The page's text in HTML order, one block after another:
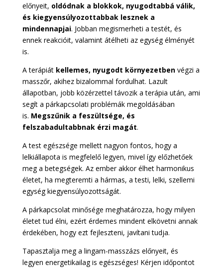
előnyeit, oldódnak a blokkok, nyugodtabbá válik,
és kiegyensúlyozottabbak lesznek a
mindennapjai. Jobban megismerheti a testét, és
ennek reakcióit, valamint átélheti az egység élményét
is.
A terápiát kellemes, nyugodt környezetbenvégzi a
masszőr, akihez bizalommal fordulhat. Lazult
állapotban, jobb közérzettel távozik a terápia után, ami
segít a párkapcsolati problémák megoldásában
is. Megszűnik a feszültsége, és
felszabadultabbnak érzi magát.
A test egészsége mellett nagyon fontos, hogy a
lelkiállapota is megfelelő legyen, mivel így előzhetőek
meg a betegségek. Az ember akkor élhet harmonikus
életet, ha megteremti a hármas, a testi, lelki, szellemi
egység kiegyensúlyozottságát.
A párkapcsolat minősége meghatározza, hogy milyen
életet tud élni, ezért érdemes mindent elkövetni annak
érdekében, hogy ezt fejleszteni, javítani tudja.
Tapasztalja meg a lingam-masszázs előnyeit, és
legyen energetikailag is egészséges! Kérjen időpontot